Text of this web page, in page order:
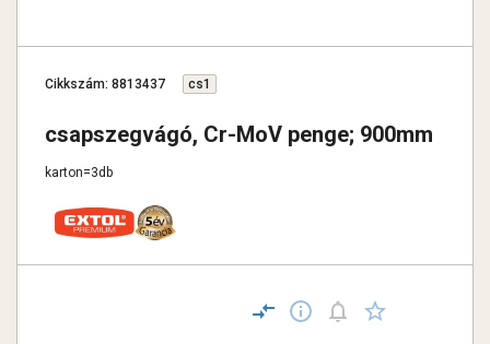
Cikkszám: 8813437 cs1
csapszegvágó, Cr-MoV penge; 900mm
karton=3db